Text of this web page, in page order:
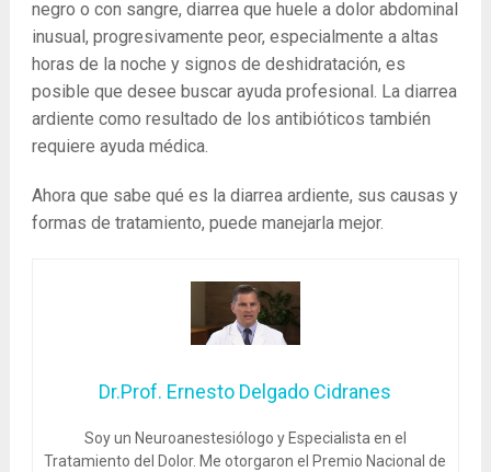
negro o con sangre, diarrea que huele a dolor abdominal
inusual, progresivamente peor, especialmente a altas
horas de la noche y signos de deshidratación, es
posible que desee buscar ayuda profesional. La diarrea
ardiente como resultado de los antibióticos también
requiere ayuda médica.
Ahora que sabe qué es la diarrea ardiente, sus causas y
formas de tratamiento, puede manejarla mejor.
Dr.Prof. Ernesto Delgado Cidranes
Soy un Neuroanestesiólogo y Especialista en el
Tratamiento del Dolor. Me otorgaron el Premio Nacional de